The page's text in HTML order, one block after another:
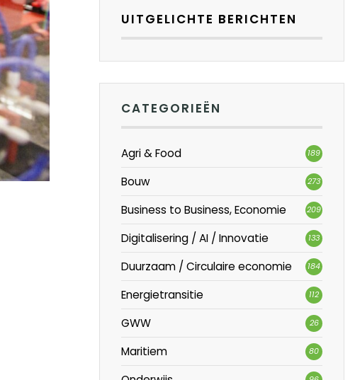
UITGELICHTE BERICHTEN
CATEGORIEËN
Agri & Food 189
Bouw 273
Business to Business, Economie 209
Digitalisering / AI / Innovatie 133
Duurzaam / Circulaire economie 184
Energietransitie 112
GWW 26
Maritiem 80